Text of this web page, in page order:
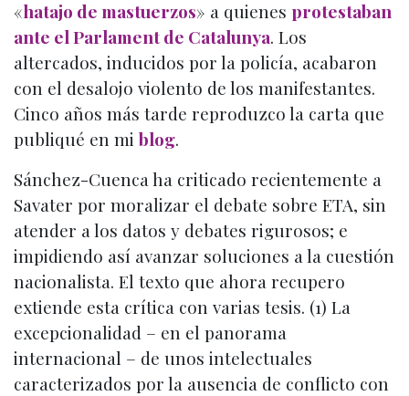
«hatajo de mastuerzos» a quienes protestaban
ante el Parlament de Catalunya. Los
altercados, inducidos por la policía, acabaron
con el desalojo violento de los manifestantes.
Cinco años más tarde reproduzco la carta que
publiqué en mi blog.
Sánchez-Cuenca ha criticado recientemente a
Savater por moralizar el debate sobre ETA, sin
atender a los datos y debates rigurosos; e
impidiendo así avanzar soluciones a la cuestión
nacionalista. El texto que ahora recupero
extiende esta crítica con varias tesis. (1) La
excepcionalidad – en el panorama
internacional – de unos intelectuales
caracterizados por la ausencia de conflicto con